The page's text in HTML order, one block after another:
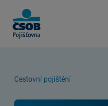
Skip to Main Content
Cestovní pojištění